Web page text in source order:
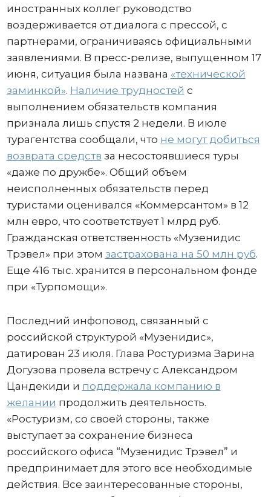
иностранных коллег руководство
воздерживается от диалога с прессой, с
партнерами, ограничиваясь официальными
заявлениями. В пресс-релизе, выпущенном 17
июня, ситуация была названа «технической
заминкой». Наличие трудностей с
выполнением обязательств компания
признала лишь спустя 2 недели. В июле
турагентства сообщали, что не могут добиться
возврата средств за несостоявшиеся туры
«даже по дружбе». Общий объем
неисполненных обязательств перед
туристами оценивался «Коммерсантом» в 12
млн евро, что соответствует 1 млрд руб.
Гражданская ответственность «Музенидис
Трэвел» при этом застрахована на 50 млн руб.
Еще 416 тыс. хранится в персональном фонде
при «Турпомощи».
Последний инфоповод, связанный с
российской структурой «Музенидис»,
датирован 23 июля. Глава Ростуризма Зарина
Догузова провела встречу с Александром
Цандекиди и поддержала компанию в
желании продолжить деятельность.
«Ростуризм, со своей стороны, также
выступает за сохранение бизнеса
российского офиса “Музенидис Трэвел” и
предпринимает для этого все необходимые
действия. Все заинтересованные стороны,